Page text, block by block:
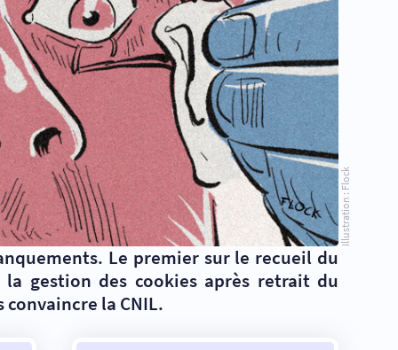
Illustration : Flock
Le premier sur le recueil du
gestion des cookies après retrait du
la CNIL.